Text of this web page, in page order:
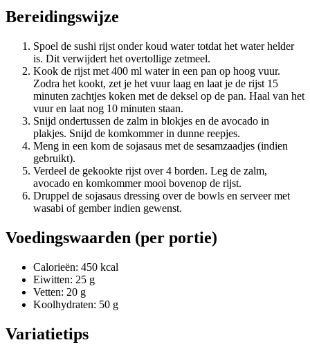
Bereidingswijze
Spoel de sushi rijst onder koud water totdat het water helder
is. Dit verwijdert het overtollige zetmeel.
Kook de rijst met 400 ml water in een pan op hoog vuur.
Zodra het kookt, zet je het vuur laag en laat je de rijst 15
minuten zachtjes koken met de deksel op de pan. Haal van het
vuur en laat nog 10 minuten staan.
Snijd ondertussen de zalm in blokjes en de avocado in
plakjes. Snijd de komkommer in dunne reepjes.
Meng in een kom de sojasaus met de sesamzaadjes (indien
gebruikt).
Verdeel de gekookte rijst over 4 borden. Leg de zalm,
avocado en komkommer mooi bovenop de rijst.
Druppel de sojasaus dressing over de bowls en serveer met
wasabi of gember indien gewenst.
Voedingswaarden (per portie)
Calorieën: 450 kcal
Eiwitten: 25 g
Vetten: 20 g
Koolhydraten: 50 g
Variatietips